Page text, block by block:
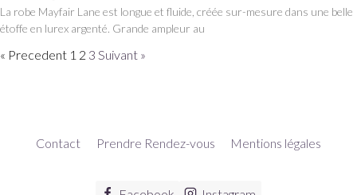
La robe Mayfair Lane est longue et fluide, créée sur-mesure dans une belle
étoffe en lurex argenté. Grande ampleur au
« Precedent 1 2 3 Suivant »
Contact Prendre Rendez-vous Mentions légales